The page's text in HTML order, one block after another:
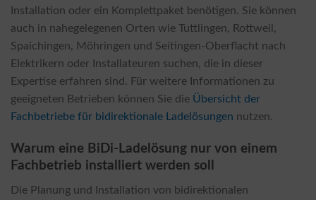
Installation oder ein Komplettpaket benötigen. Sie können
auch in nahegelegenen Orten wie Tuttlingen, Rottweil,
Spaichingen, Möhringen und Seitingen-Oberflacht nach
Elektrikern oder Installateuren suchen, die in dieser
Expertise erfahren sind. Für weitere Informationen zu
geeigneten Betrieben können Sie die Übersicht der
Fachbetriebe für bidirektionale Ladelösungen nutzen.
Warum eine BiDi-Ladelösung nur von einem
Fachbetrieb installiert werden soll
Die Planung und Installation von bidirektionalen